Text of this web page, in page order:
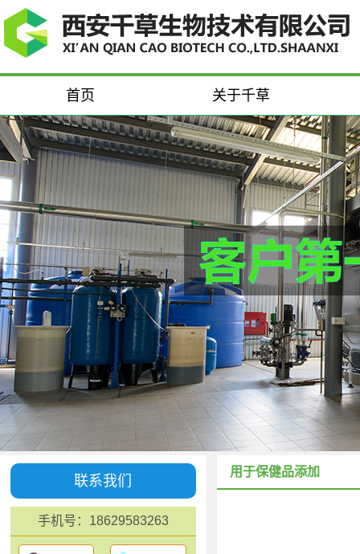
首页 关于千草
联系我们
手机号：18629583263
用于保健品添加